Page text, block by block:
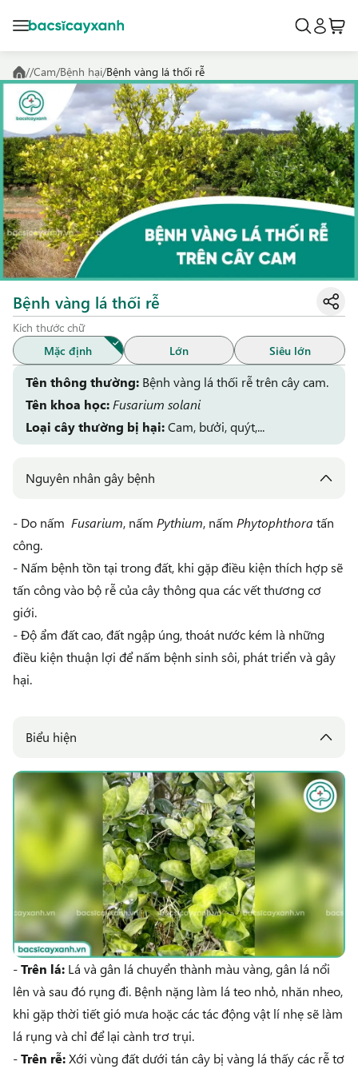
//Cam/Bệnh hại/Bệnh vàng lá thối rễ
Bệnh vàng lá thối rễ
Kích thước chữ
Mặc định
Lớn Siêu lớn
Tên thông thường: Bệnh vàng lá thối rễ trên cây cam.
Tên khoa học:Fusarium solani
Loại cây thường bị hại:Cam, bưởi, quýt,...
Nguyên nhân gây bệnh
- Do nấm Fusarium, nấm Pythium, nấm Phytophthora tấn
công.
- Nấm bệnh tồn tại trong đất, khi gặp điều kiện thích hợp sẽ
tấn công vào bộ rễ của cây thông qua các vết thương cơ
giới.
- Độ ẩm đất cao, đất ngập úng, thoát nước kém là những
điều kiện thuận lợi để nấm bệnh sinh sôi, phát triển và gây
hại.
Biểu hiện
-Trên lá: Lá và gân lá chuyển thành màu vàng, gân lá nổi
lên và sau đó rụng đi. Bệnh nặng làm lá teo nhỏ, nhăn nheo,
khi gặp thời tiết gió mưa hoặc các tác động vật lí nhẹ sẽ làm
lá rụng và chỉ để lại cành trơ trụi.
-Trên rễ:Xới vùng đất dưới tán cây bị vàng lá thấy các rễ tơ